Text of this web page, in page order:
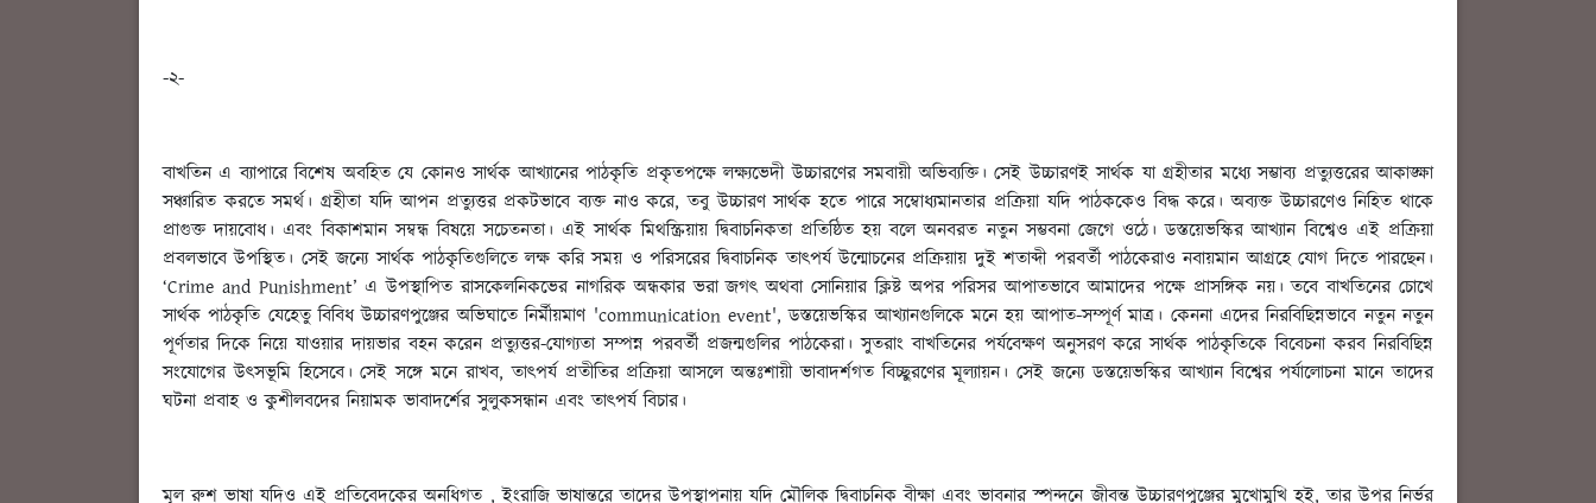
-২-
বাখতিন এ ব্যাপারে বিশেষ অবহিত যে কোনও সার্থক আখ্যানের পাঠকৃতি প্রকৃতপক্ষে লক্ষ্যভেদী উচ্চারণের সমবায়ী অভিব্যক্তি। সেই উচ্চারণই সার্থক যা গ্রহীতার মধ্যে সম্ভাব্য প্রত্যুত্তরের আকাঙ্ক্ষা
সঞ্চারিত করতে সমর্থ। গ্রহীতা যদি আপন প্রত্যুত্তর প্রকটভাবে ব্যক্ত নাও করে, তবু উচ্চারণ সার্থক হতে পারে সম্বোধ্যমানতার প্রক্রিয়া যদি পাঠককেও বিদ্ধ করে। অব্যক্ত উচ্চারণেও নিহিত থাকে
প্রাগুক্ত দায়বোধ। এবং বিকাশমান সম্বন্ধ বিষয়ে সচেতনতা। এই সার্থক মিথস্ক্রিয়ায় দ্বিবাচনিকতা প্রতিষ্ঠিত হয় বলে অনবরত নতুন সম্ভবনা জেগে ওঠে। ডস্তয়েভস্কির আখ্যান বিশ্বেও এই প্রক্রিয়া
প্রবলভাবে উপস্থিত। সেই জন্যে সার্থক পাঠকৃতিগুলিতে লক্ষ করি সময় ও পরিসরের দ্বিবাচনিক তাৎপর্য উন্মোচনের প্রক্রিয়ায় দুই শতাব্দী পরবর্তী পাঠকেরাও নবায়মান আগ্রহে যোগ দিতে পারছেন।
‘Crime and Punishment’ এ উপস্থাপিত রাসকেলনিকভের নাগরিক অন্ধকার ভরা জগৎ অথবা সোনিয়ার ক্লিষ্ট অপর পরিসর আপাতভাবে আমাদের পক্ষে প্রাসঙ্গিক নয়। তবে বাখতিনের চোখে
সার্থক পাঠকৃতি যেহেতু বিবিধ উচ্চারণপুঞ্জের অভিঘাতে নির্মীয়মাণ 'communication event', ডস্তয়েভস্কির আখ্যানগুলিকে মনে হয় আপাত-সম্পূর্ণ মাত্র। কেননা এদের নিরবিছিন্নভাবে নতুন নতুন
পূর্ণতার দিকে নিয়ে যাওয়ার দায়ভার বহন করেন প্রত্যুত্তর-যোগ্যতা সম্পন্ন পরবর্তী প্রজন্মগুলির পাঠকেরা। সুতরাং বাখতিনের পর্যবেক্ষণ অনুসরণ করে সার্থক পাঠকৃতিকে বিবেচনা করব নিরবিছিন্ন
সংযোগের উৎসভূমি হিসেবে। সেই সঙ্গে মনে রাখব, তাৎপর্য প্রতীতির প্রক্রিয়া আসলে অন্তঃশায়ী ভাবাদর্শগত বিচ্ছুরণের মূল্যায়ন। সেই জন্যে ডস্তয়েভস্কির আখ্যান বিশ্বের পর্যালোচনা মানে তাদের
ঘটনা প্রবাহ ও কুশীলবদের নিয়ামক ভাবাদর্শের সুলুকসন্ধান এবং তাৎপর্য বিচার।
মূল রুশ ভাষা যদিও এই প্রতিবেদকের অনধিগত , ইংরাজি ভাষান্তরে তাদের উপস্থাপনায় যদি মৌলিক দ্বিবাচনিক বীক্ষা এবং ভাবনার স্পন্দনে জীবন্ত উচ্চারণপুঞ্জের মুখোমুখি হই, তার উপর নির্ভর